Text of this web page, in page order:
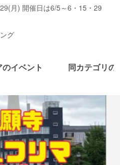
月) 開催日は6/5～6・15・29
グ
イベント 同カテゴリの